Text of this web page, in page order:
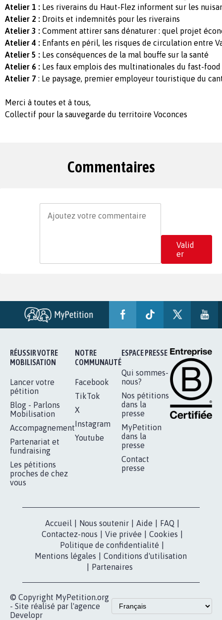
Atelier 1 : Les riverains du Haut-Flez informent sur les
Atelier 2 : Droits et indemnités pour les riverains
Atelier 3 : Comment attirer sans dénaturer : quel projet
Atelier 4 : Enfants en péril, les risques de circulation entre
Atelier 5 : Les conséquences de la mal bouffe sur la santé
Atelier 6 : Les faux emplois des multinationales du fast-food
Atelier 7 : Le paysage, premier employeur touristique du
Merci à toutes et à tous,
Collectif pour la sauvegarde du territoire Voconces
Commentaires
Valid
er
RÉUSSIR VOTRE
MOBILISATION
Lancer votre
pétition
Blog - Parlons
Mobilisation
Accompagnement
Partenariat et
fundraising
Les pétitions
proches de chez
vous
NOTRE
COMMUNAUTÉ
Facebook
TikTok
X
Instagram
Youtube
ESPACE PRESSE
Qui sommes-
nous?
Nos pétitions
dans la
presse
MyPetition
dans la
presse
Contact
presse
Accueil Nous soutenir Aide FAQ
Contactez-nous
Vie privée Cookies
Politique de confidentialité
Mentions légales
Conditions d'utilisation
Partenaires
© Copyright MyPetition.org
- Site réalisé par l'agence
Developr